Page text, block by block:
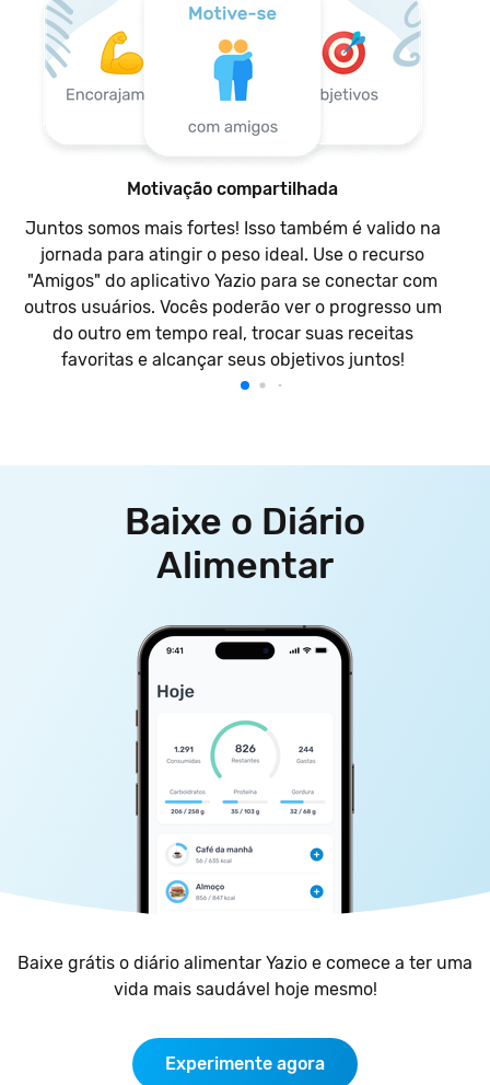
Motivação compartilhada
Juntos somos mais fortes! Isso também é valido na
jornada para atingir o peso ideal. Use o recurso
"Amigos" do aplicativo Yazio para se conectar com
outros usuários. Vocês poderão ver o progresso um
do outro em tempo real, trocar suas receitas
favoritas e alcançar seus objetivos juntos!
Baixe o Diário
Alimentar
Baixe grátis o diário alimentar Yazio e comece a ter uma
vida mais saudável hoje mesmo!
Experimente agora